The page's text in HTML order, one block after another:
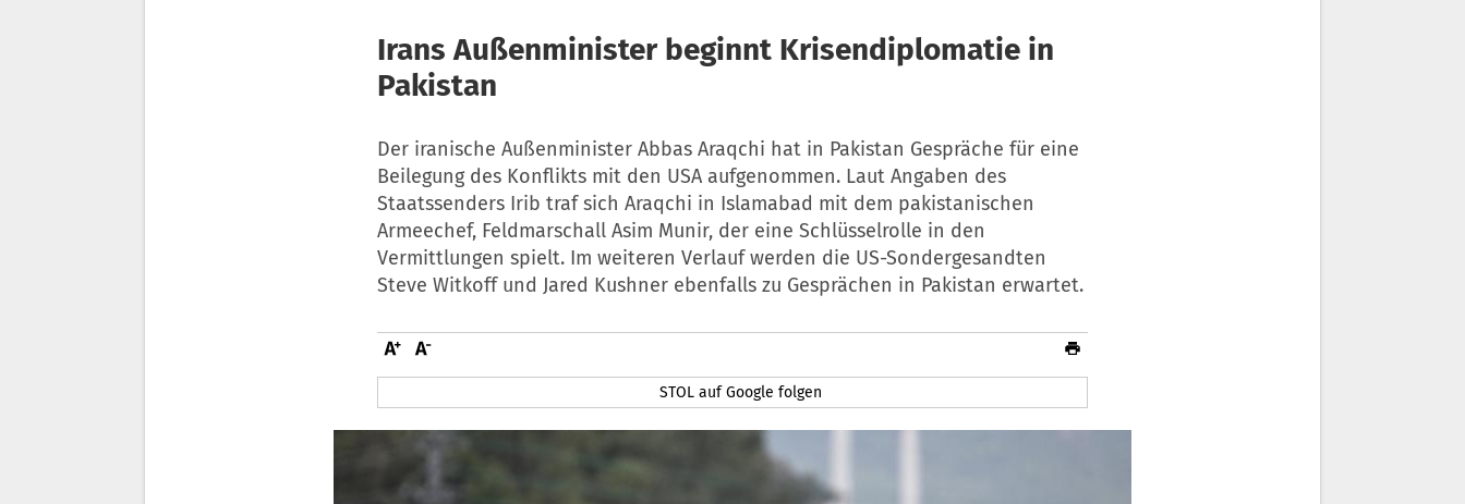
Irans Außenminister beginnt Krisendiplomatie in
Pakistan
Der iranische Außenminister Abbas Araqchi hat in Pakistan Gespräche für eine
Beilegung des Konflikts mit den USA aufgenommen. Laut Angaben des
Staatssenders Irib traf sich Araqchi in Islamabad mit dem pakistanischen
Armeechef, Feldmarschall Asim Munir, der eine Schlüsselrolle in den
Vermittlungen spielt. Im weiteren Verlauf werden die US-Sondergesandten
Steve Witkoff und Jared Kushner ebenfalls zu Gesprächen in Pakistan erwartet.
STOL auf Google folgen